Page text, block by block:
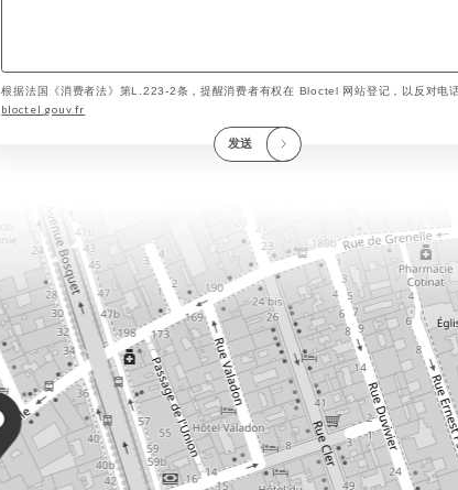
根据法国《消费者法》第L.223-2条，提醒消费者有权在 Bloctel 网站登记，以反对电
bloctel.gouv.fr
发送